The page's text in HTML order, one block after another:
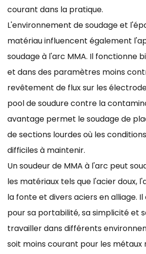
courant dans la pratique.
L'environnement de soudage et
matériau influencent également
soudage à l'arc MMA. Il fonctionne
et dans des paramètres moins
revêtement de flux sur les
pool de soudure contre la
avantage permet le soudage de
de sections lourdes où les
difficiles à maintenir.
Un soudeur de MMA à l'arc peut
les matériaux tels que l'acier doux,
la fonte et divers aciers en alliage.
pour sa portabilité, sa simplicité et
travailler dans différents
soit moins courant pour les métaux